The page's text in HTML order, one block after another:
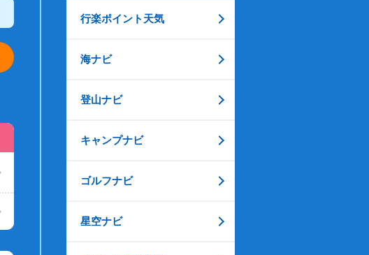
行楽ポイント天気
海ナビ
登山ナビ
キャンプナビ
ゴルフナビ
星空ナビ